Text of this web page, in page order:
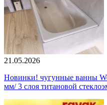
21.05.2026
Новинки! чугунные ванны
мм/ 3 слоя титановой